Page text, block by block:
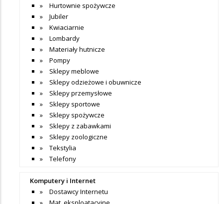
Hurtownie spożywcze
Jubiler
Kwiaciarnie
Lombardy
Materiały hutnicze
Pompy
Sklepy meblowe
Sklepy odzieżowe i obuwnicze
Sklepy przemysłowe
Sklepy sportowe
Sklepy spożywcze
Sklepy z zabawkami
Sklepy zoologiczne
Tekstylia
Telefony
Komputery i Internet
Dostawcy Internetu